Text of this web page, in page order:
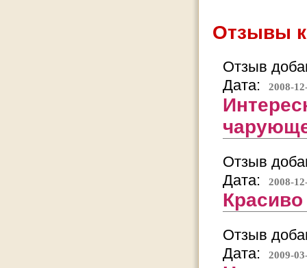
Отзывы
Отзыв
Дата:
2008-
Отзыв
Дата:
2008-
Красиво
Отзыв
Дата:
2009-